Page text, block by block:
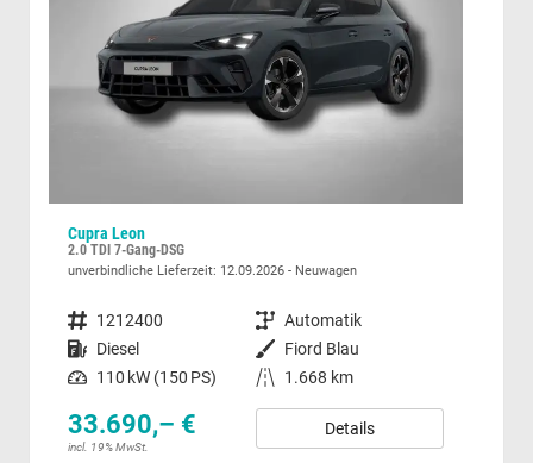
Cupra Leon
2.0 TDI 7-Gang-DSG
unverbindliche Lieferzeit: 12.09.2026 Neuwagen
Fahrzeugnummer 1212400 Getriebe Automatik
Kraftstoff Diesel Außenfarbe Fiord Blau
Leistung 110 kW (150 PS) Kilometerstand 1.668 km
33.690,– €
incl. 19% MwSt.
Details